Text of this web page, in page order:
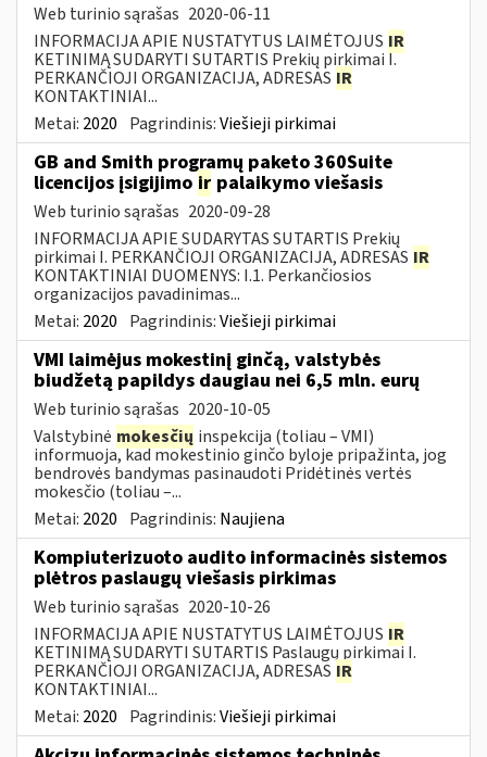
Web turinio sąrašas 2020-06-11
INFORMACIJA APIE NUSTATYTUS LAIMĖTOJUS IR
KETINIMĄ SUDARYTI SUTARTIS Prekių pirkimai I.
PERKANČIOJI ORGANIZACIJA, ADRESAS IR
KONTAKTINIAI...
Metai: 2020 Pagrindinis:Viešieji pirkimai
GB and Smith programų paketo 360Suite
licencijos įsigijimo ir palaikymo viešasis
Web turinio sąrašas 2020-09-28
INFORMACIJA APIE SUDARYTAS SUTARTIS Prekių
pirkimai I. PERKANČIOJI ORGANIZACIJA, ADRESAS IR
KONTAKTINIAI DUOMENYS: I.1. Perkančiosios
organizacijos pavadinimas...
Metai: 2020 Pagrindinis:Viešieji pirkimai
VMI laimėjus mokestinį ginčą, valstybės
biudžetą papildys daugiau nei 6,5 mln. eurų
Web turinio sąrašas 2020-10-05
Valstybinė mokesčių inspekcija (toliau – VMI)
informuoja, kad mokestinio ginčo byloje pripažinta, jog
bendrovės bandymas pasinaudoti Pridėtinės vertės
mokesčio (toliau –...
Metai: 2020 Pagrindinis: Naujiena
Kompiuterizuoto audito informacinės sistemos
plėtros paslaugų viešasis pirkimas
Web turinio sąrašas 2020-10-26
INFORMACIJA APIE NUSTATYTUS LAIMĖTOJUS IR
KETINIMĄ SUDARYTI SUTARTIS Paslaugų pirkimai I.
PERKANČIOJI ORGANIZACIJA, ADRESAS IR
KONTAKTINIAI...
Metai: 2020 Pagrindinis:Viešieji pirkimai